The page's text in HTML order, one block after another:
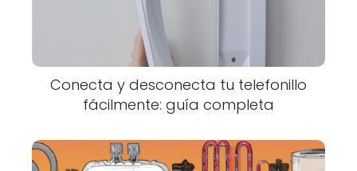
Conecta y desconecta tu telefonillo
fácilmente: guía completa